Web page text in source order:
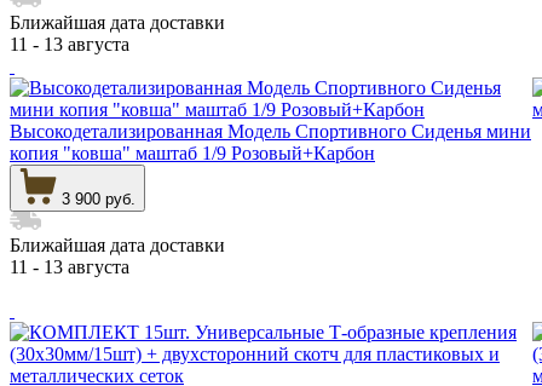
Ближайшая дата доставки
11 - 13 августа
Высокодетализированная Модель Спортивного Сиденья мини
копия "ковша" маштаб 1/9 Розовый+Карбон
3 900 руб.
Ближайшая дата доставки
11 - 13 августа